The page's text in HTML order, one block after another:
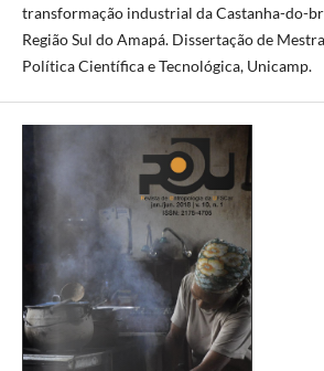
transformação industrial da Castanha-do-
Região Sul do Amapá. Dissertação de
Política Científica e Tecnológica, Unicamp.